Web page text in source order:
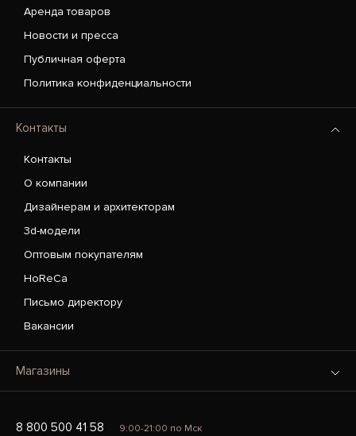
Аренда товаров
Новости и пресса
Публичная оферта
Политика конфиденциальности
Контакты
Контакты
О компании
Дизайнерам и архитекторам
3d-модели
Оптовым покупателям
HoReCa
Письмо директору
Вакансии
Магазины
8 800 500 41 58 9:00-21:00 по Мск